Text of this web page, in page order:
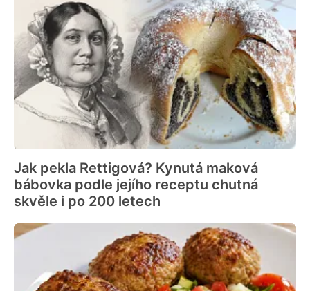
Jak pekla Rettigová? Kynutá maková
bábovka podle jejího receptu chutná
skvěle i po 200 letech